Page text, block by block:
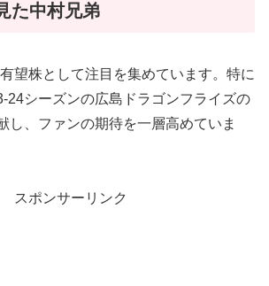
た中村兄弟
望株として注目を集めています。特に
24シーズンの広島ドラゴンフライズの
し、ファンの期待を一層高めていま
スポンサーリンク